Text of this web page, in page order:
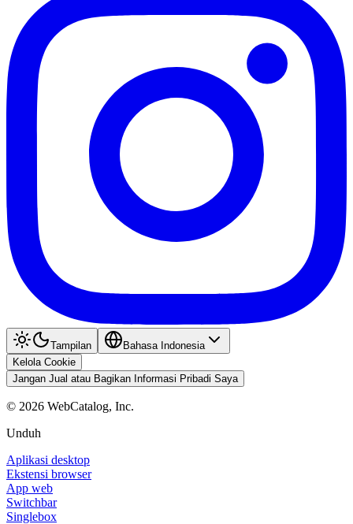
Tampilan
Bahasa Indonesia
Kelola Cookie
Jangan Jual atau Bagikan Informasi Pribadi Saya
© 2026 WebCatalog, Inc.
Unduh
Aplikasi desktop
Ekstensi browser
App web
Switchbar
Singlebox